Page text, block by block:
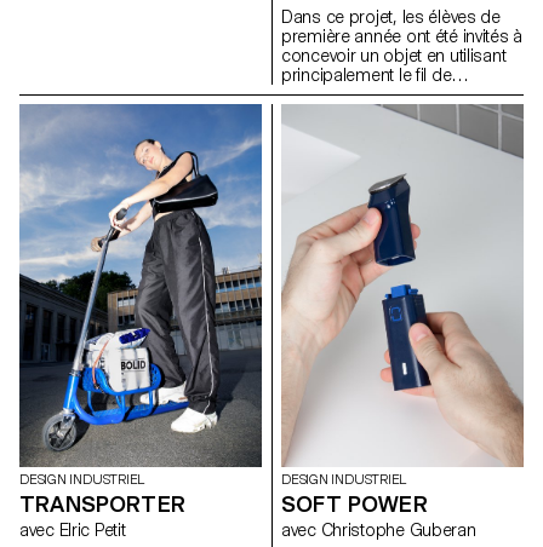
ces machines reste difficile et
cela notamment en raison d'un
manque évident de ressources
de référence adaptées à cette
communauté. Il en va de même
au sein des écoles d’art et de
design qui investissent de plus
en plus souvent dans ce type
d’équipement sans pour autant
avoir les ressources pour les
exploiter. Ce projet de
recherche se base sur des cas
d’étude appliqués pour
explorer et définir un ensemble
de méthodes de travail
exemplaires, capables
d'informer et d'inspirer les
futurs utilisateurs.
Dans ce projet, les élèves de
première année ont été invités à
concevoir un objet en utilisant
principalement le fil de
fercomme matériau de
création. L’objectif était
d’explorer les possibilités
expressives et structurelles de
cette matière linéaire et
malléable, en développant une
approche personnelle et
innovante. Plier, tordre, tresser
ou souder le fil devenait un
moyen d’expérimenter la forme,
l’équilibre et la légèreté, tout en
repensant la fonction de l’objet
à travers la contrainte du
matériau.
DESIGN INDUSTRIEL
TRANSPORTER
avec Elric Petit
DESIGN INDUSTRIEL
SOFT POWER
avec Christophe Guberan